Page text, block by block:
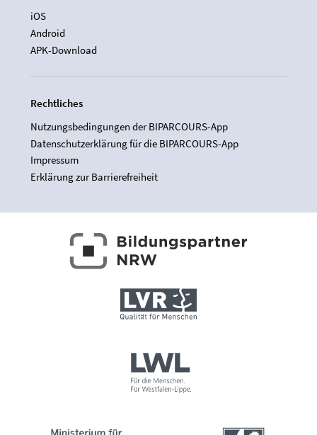
iOS
Android
APK-Download
Rechtliches
Nutzungsbedingungen der BIPARCOURS-App
Datenschutzerklärung für die BIPARCOURS-App
Impressum
Erklärung zur Barrierefreiheit